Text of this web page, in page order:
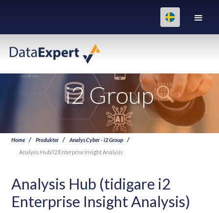
i2 Group
Home Produkter
Analys Cyber - i2 Group
Analysis Hub/i2 Enterprise Insight Analysis
Analysis Hub (tidigare i2
Enterprise Insight Analysis)